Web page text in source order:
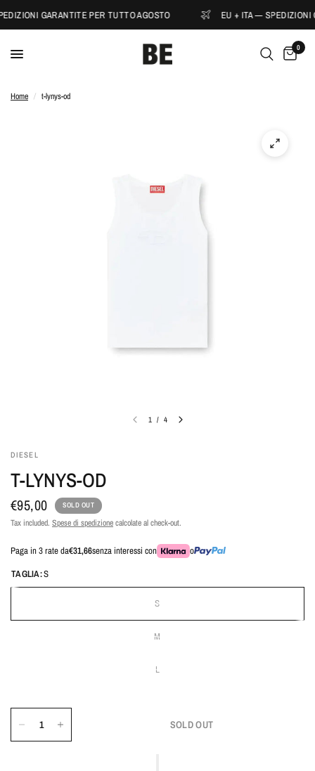
GARANTITE PER TUTTO AGOSTO EU + ITA — SPEDIZIONI
0
Home / t-lynys-od
1 / 4
DIESEL
T-LYNYS-OD
€95,00 SOLD OUT
Tax included. Spese di spedizionecalcolate al check-out.
Paga in 3 rate da€31,66senza interessi con
o
TAGLIA:S
S
M
L
SOLD OUT